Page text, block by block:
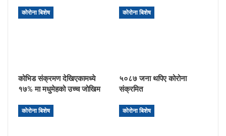
कोरोना बिशेष
कोभिड संक्रमण देखिएकामध्ये
१७% मा मधुमेहको उच्च जोखिम
कोरोना बिशेष
५०८७ जना थपिए कोरोना
संक्रमित
कोरोना बिशेष कोरोना बिशेष